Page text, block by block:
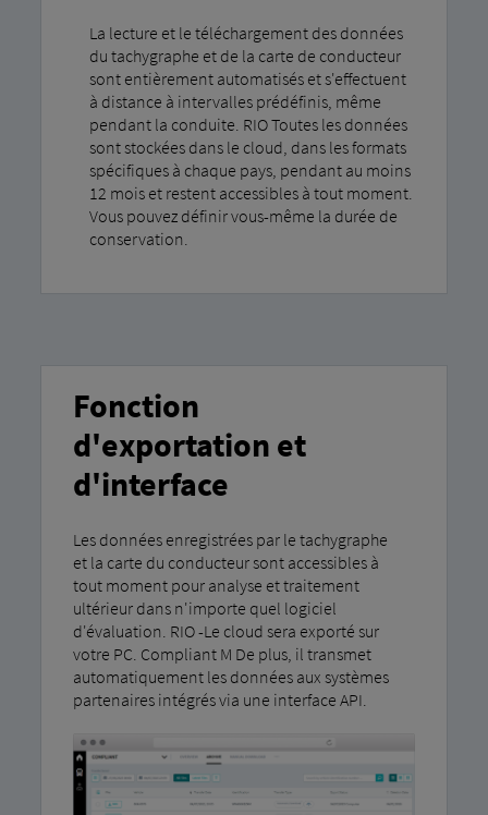
La lecture et le téléchargement des données
du tachygraphe et de la carte de conducteur
sont entièrement automatisés et s'effectuent
à distance à intervalles prédéfinis, même
pendant la conduite. RIO Toutes les données
sont stockées dans le cloud, dans les formats
spécifiques à chaque pays, pendant au moins
12 mois et restent accessibles à tout moment.
Vous pouvez définir vous-même la durée de
conservation.
Fonction
d'exportation et
d'interface
Les données enregistrées par le tachygraphe
et la carte du conducteur sont accessibles à
tout moment pour analyse et traitement
ultérieur dans n'importe quel logiciel
d'évaluation. RIO -Le cloud sera exporté sur
votre PC. Compliant M De plus, il transmet
automatiquement les données aux systèmes
partenaires intégrés via une interface API.